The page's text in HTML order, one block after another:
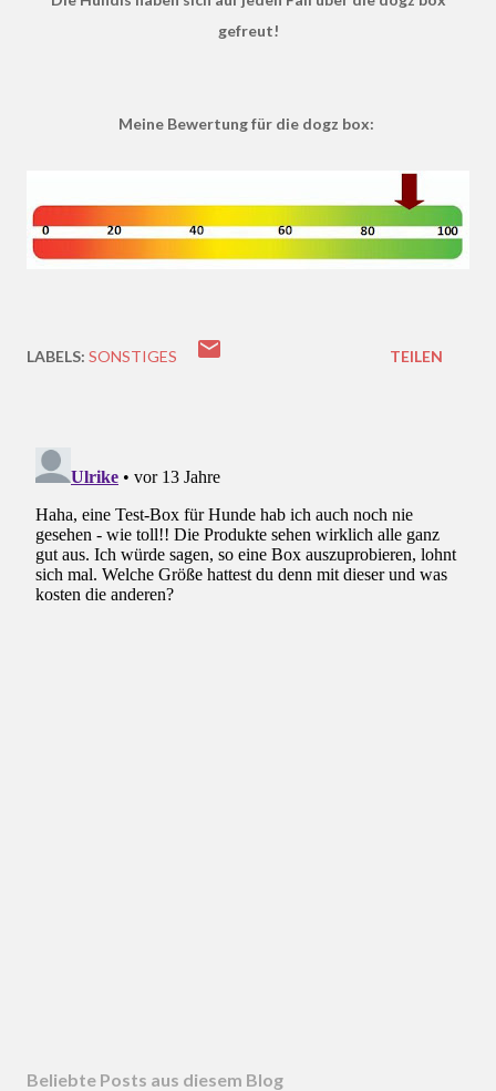
gefreut!
Meine Bewertung für die dogz box:
LABELS: SONSTIGES TEILEN
Beliebte Posts aus diesem Blog